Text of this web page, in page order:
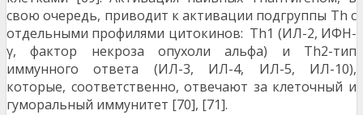
свою очередь, приводит к активации подгруппы Th с
отдельными профилями цитокинов: Th1 (ИЛ-2, ИФН-
γ, фактор некроза опухоли альфа) и Th2-тип
иммунного ответа (ИЛ-3, ИЛ-4, ИЛ-5, ИЛ-10),
которые, соответственно, отвечают за клеточный и
гуморальный иммунитет [70], [71].